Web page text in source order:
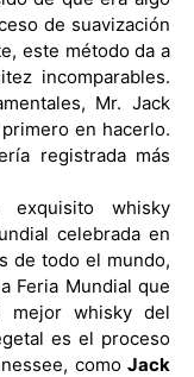
de suavización
este método da a
incomparables.
Mr. Jack
en hacerlo.
registrada más
whisky
celebrada en
de todo el mundo,
Feria Mundial que
mejor whisky del
es el proceso
como Jack